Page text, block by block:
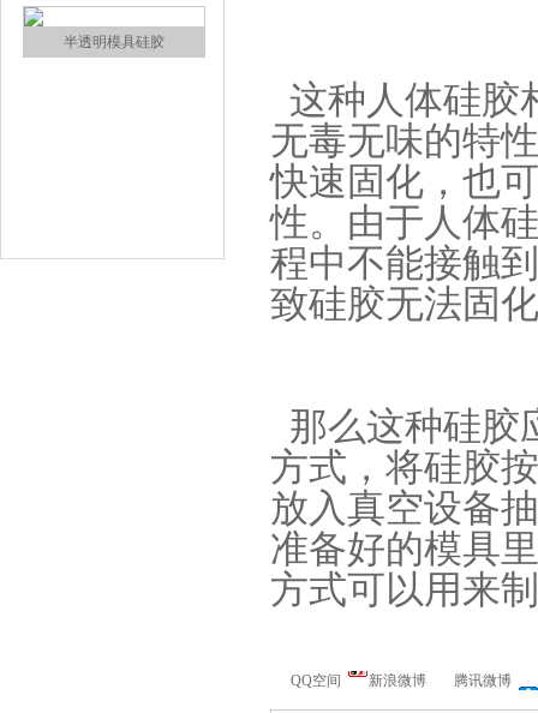
涂布硅胶
这种人体硅胶
无毒无味的特
快速固化，也
性。由于人体
程中不能接触
致硅胶无法固
那么这种硅胶
方式，将硅胶
放入真空设备
准备好的模具
方式可以用来
QQ空间 新浪微博 腾讯微博